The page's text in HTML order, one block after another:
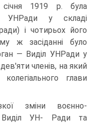
1919 р. була
УНРади у складі
і чотирьох його
ж засіданні було
— Виділ УНРади у
членів, на який
глави
зміни воєнно-
Виділ УН- Ради та